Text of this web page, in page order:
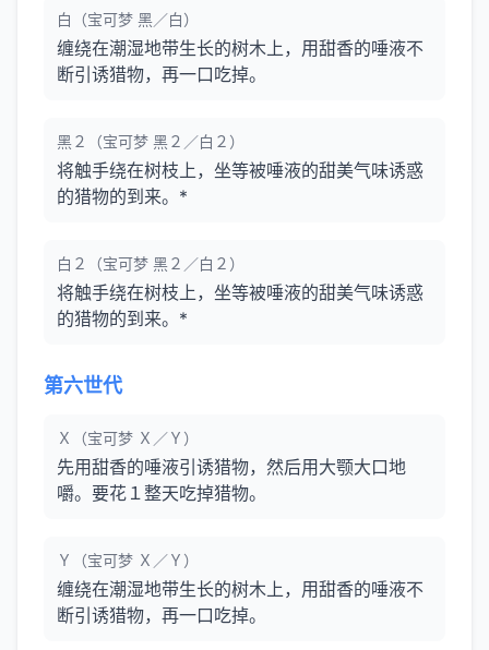
白（宝可梦 黑／白）
缠绕在潮湿地带生长的树木上，用甜香的唾液不
断引诱猎物，再一口吃掉。
黑２（宝可梦 黑２／白２）
将触手绕在树枝上，坐等被唾液的甜美气味诱惑
的猎物的到来。*
白２（宝可梦 黑２／白２）
将触手绕在树枝上，坐等被唾液的甜美气味诱惑
的猎物的到来。*
第六世代
Ｘ（宝可梦 Ｘ／Ｙ）
先用甜香的唾液引诱猎物，然后用大颚大口地
嚼。要花１整天吃掉猎物。
Ｙ（宝可梦 Ｘ／Ｙ）
缠绕在潮湿地带生长的树木上，用甜香的唾液不
断引诱猎物，再一口吃掉。